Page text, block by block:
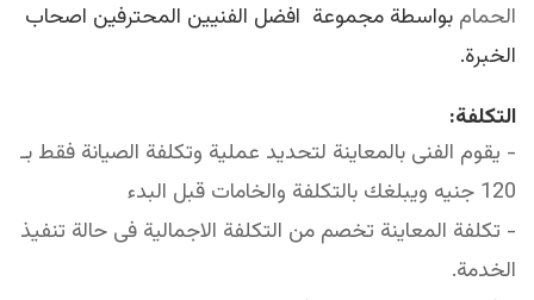
الحمام بواسطة مجموعة افضل الفنيين المحترفين اصحاب
الخبرة.
التكلفة:
- يقوم الفنى بالمعاينة لتحديد عملية وتكلفة الصيانة فقط بـ
120 جنيه ويبلغك بالتكلفة والخامات قبل البدء
- تكلفة المعاينة تخصم من التكلفة الاجمالية فى حالة تنفيذ
الخدمة.